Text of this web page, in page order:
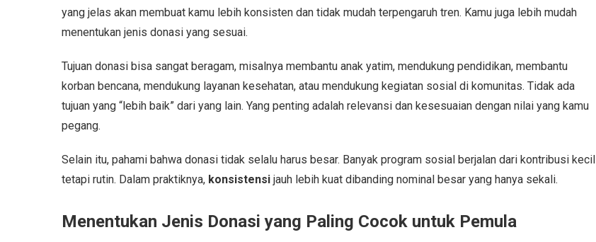
yang jelas akan membuat kamu lebih konsisten dan tidak mudah terpengaruh tren. Kamu juga lebih mudah
menentukan jenis donasi yang sesuai.
Tujuan donasi bisa sangat beragam, misalnya membantu anak yatim, mendukung pendidikan, membantu
korban bencana, mendukung layanan kesehatan, atau mendukung kegiatan sosial di komunitas. Tidak ada
tujuan yang “lebih baik” dari yang lain. Yang penting adalah relevansi dan kesesuaian dengan nilai yang kamu
pegang.
Selain itu, pahami bahwa donasi tidak selalu harus besar. Banyak program sosial berjalan dari kontribusi kecil
tetapi rutin. Dalam praktiknya, konsistensi jauh lebih kuat dibanding nominal besar yang hanya sekali.
Menentukan Jenis Donasi yang Paling Cocok untuk Pemula